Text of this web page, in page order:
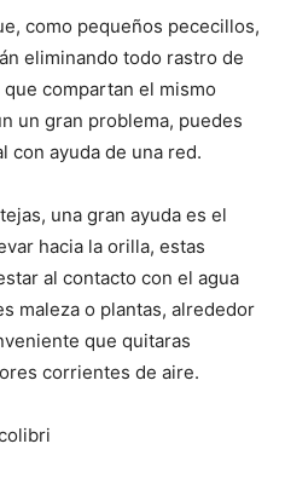
como pequeños pececillos,
eliminando todo rastro de
compartan el mismo
un gran problema, puedes
con ayuda de una red.
una gran ayuda es el
hacia la orilla, estas
al contacto con el agua
maleza o plantas, alrededor
que quitaras
corrientes de aire.